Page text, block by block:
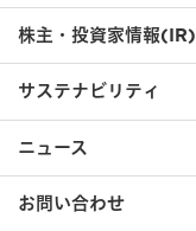
株主・投資家情報(IR)
サステナビリティ
ニュース
お問い合わせ